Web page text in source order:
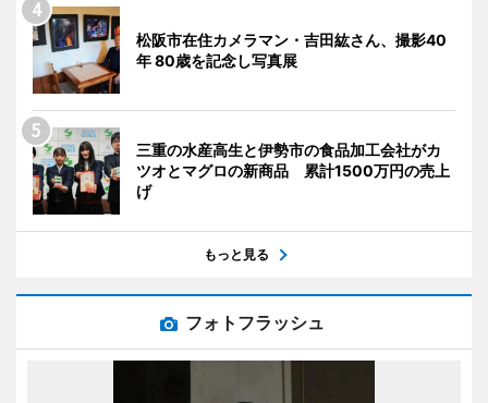
松阪市在住カメラマン・吉田紘さん、撮影40
年 80歳を記念し写真展
三重の水産高生と伊勢市の食品加工会社がカ
ツオとマグロの新商品 累計1500万円の売上
げ
もっと見る
フォトフラッシュ